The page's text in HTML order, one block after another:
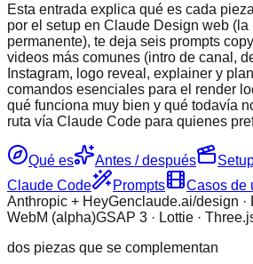
Esta entrada explica qué es cada
por el setup en Claude Design web
permanente), te deja seis prompts
videos más comunes (intro de canal,
Instagram, logo reveal, explainer y
comandos esenciales para el render
qué funciona muy bien y qué todavía
ruta vía Claude Code para quienes
Qué es Antes / después
Claude Code
Prompts Casos de
Anthropic + HeyGenclaude.ai/design ·
WebM (alpha)GSAP 3 · Lottie ·
dos piezas que se complementan